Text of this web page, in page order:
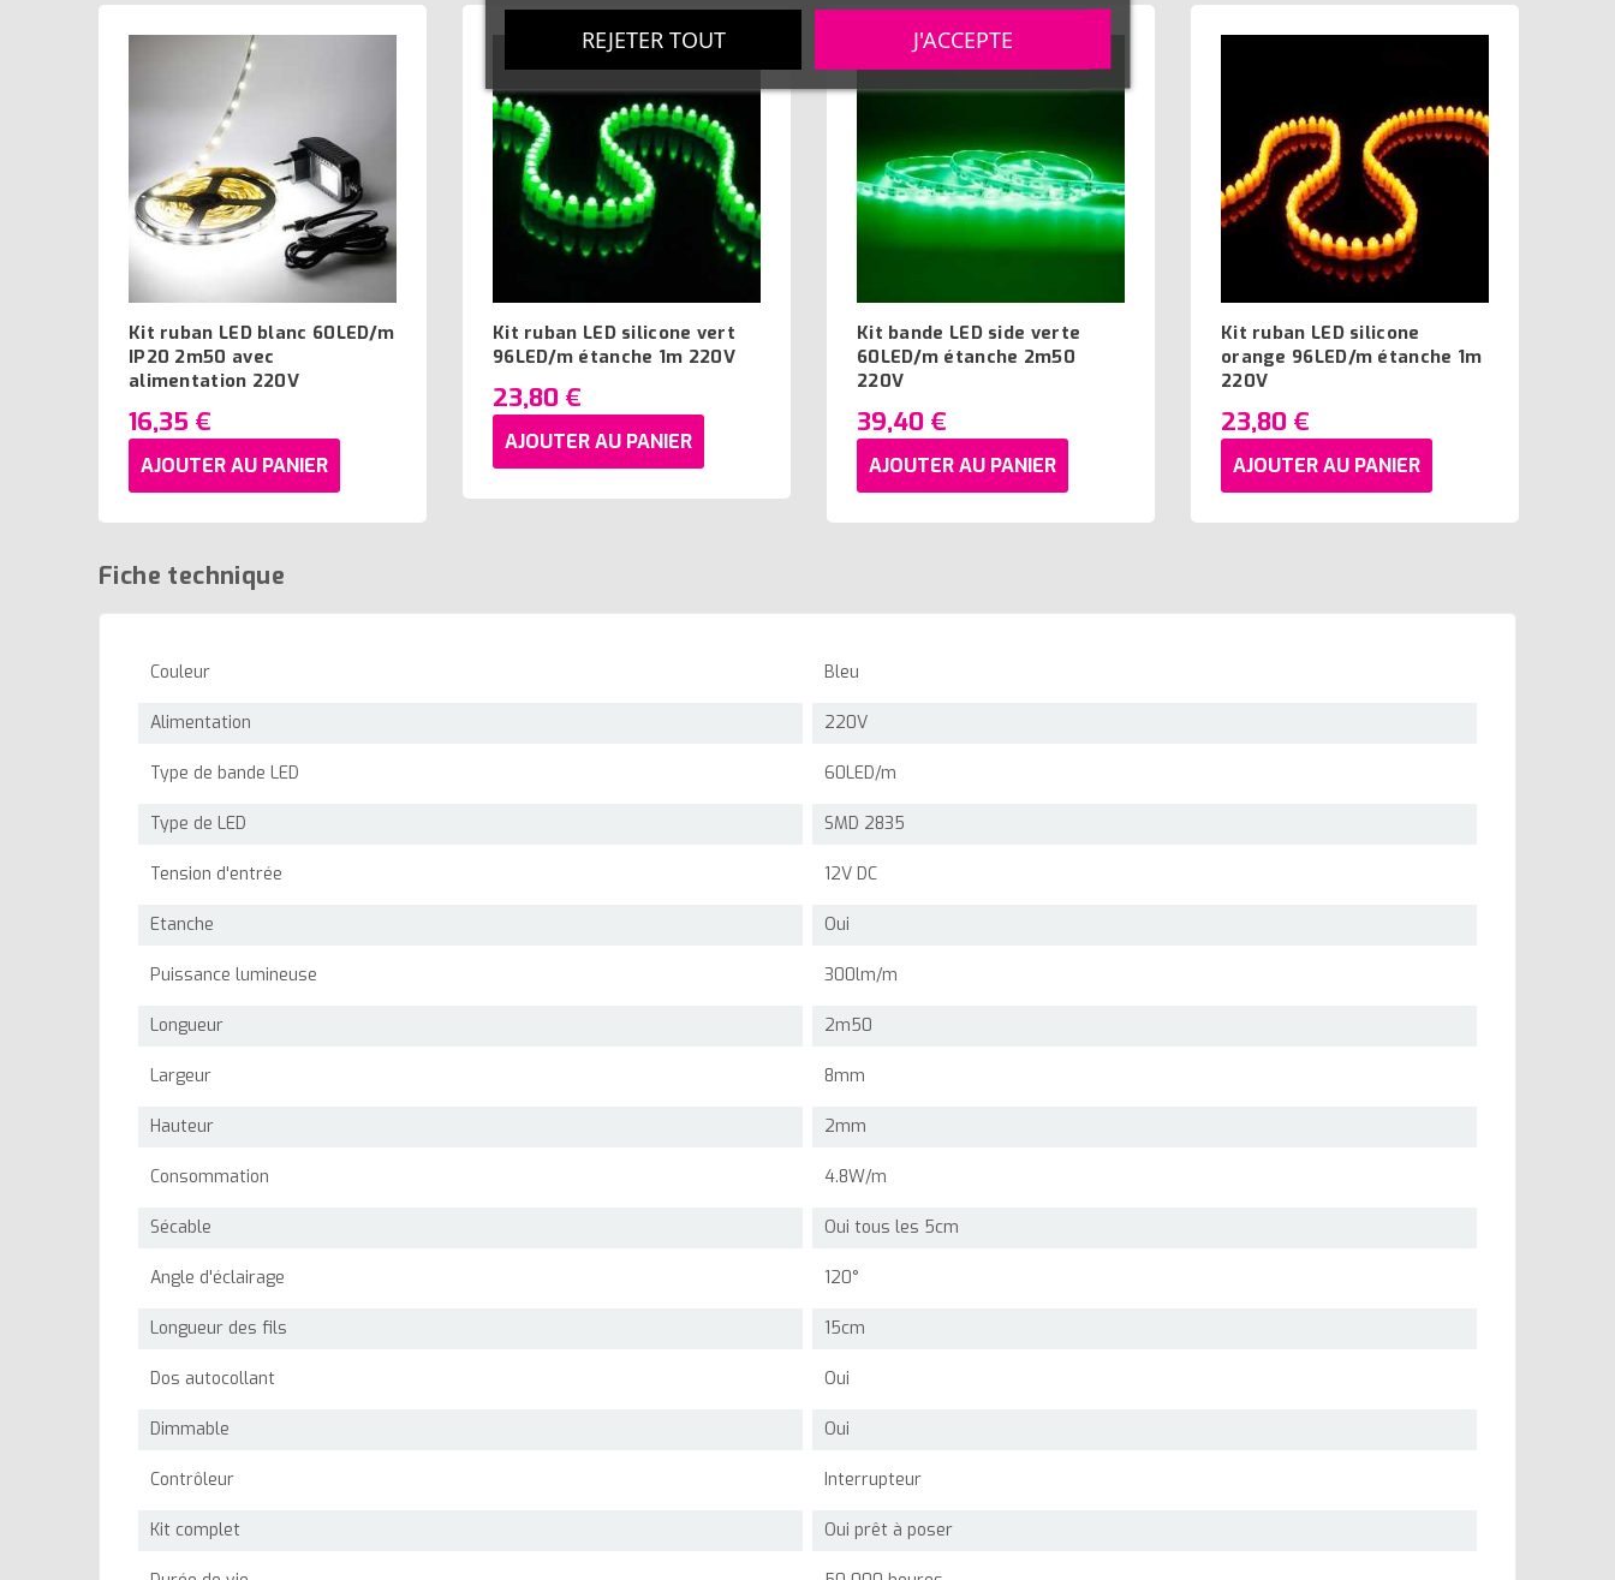
Kit ruban LED blanc 60LED/m
IP20 2m50 avec
alimentation 220V
16,35 €
AJOUTER AU PANIER
Kit ruban LED silicone vert
96LED/m étanche 1m 220V
23,80 €
AJOUTER AU PANIER
Kit bande LED side verte
60LED/m étanche 2m50
220V
39,40 €
AJOUTER AU PANIER
Kit ruban LED silicone
orange 96LED/m étanche 1m
220V
23,80 €
AJOUTER AU PANIER
Fiche technique
Couleur Bleu
Alimentation 220V
Type de bande LED 60LED/m
Type de LED SMD 2835
Tension d'entrée 12V DC
Etanche Oui
Puissance lumineuse 300lm/m
Longueur 2m50
Largeur 8mm
Hauteur 2mm
Consommation 4.8W/m
Sécable Oui tous les 5cm
Angle d'éclairage 120°
Longueur des fils 15cm
Dos autocollant Oui
Dimmable Oui
Contrôleur Interrupteur
Kit complet Oui prêt à poser
REJETER TOUT J'ACCEPTE